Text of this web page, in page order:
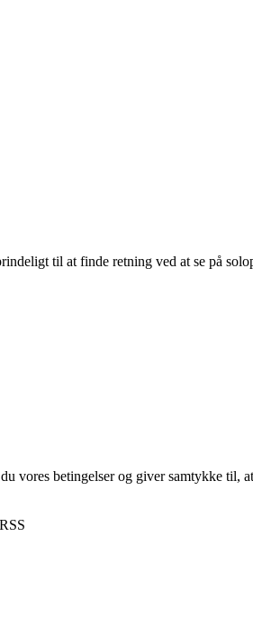
til at finde retning ved at se på
betingelser og giver samtykke til,
RSS